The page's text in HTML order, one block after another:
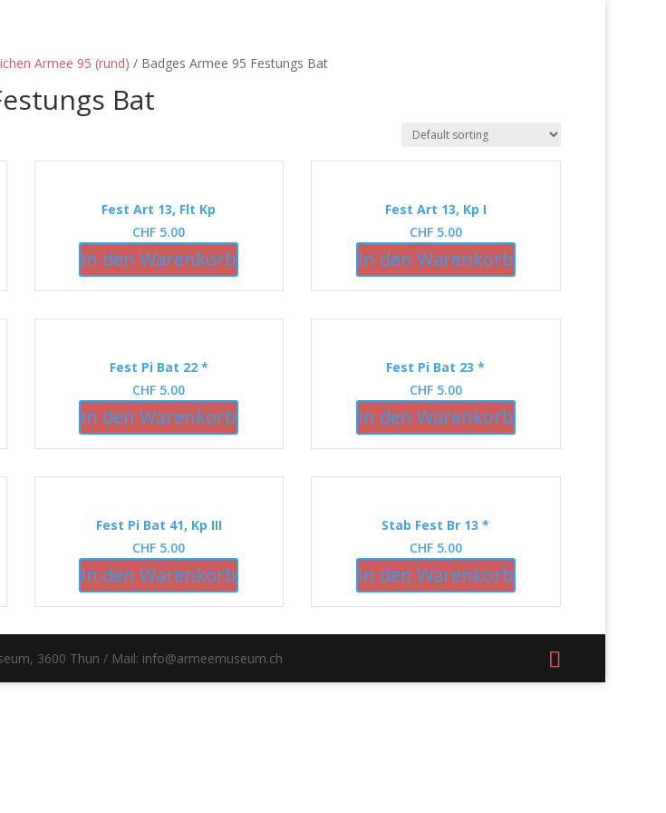
Armee 95 (rund) / Badges Armee 95 Festungs Bat
Bat
Fest Art 13, Flt Kp
CHF 5.00
In den Warenkorb
Fest Art 13, Kp I
CHF5.00
In den Warenkorb
Fest Pi Bat 22 *
CHF 5.00
In den Warenkorb
Fest Pi Bat 23 *
CHF5.00
In den Warenkorb
Fest Pi Bat 41, Kp III
CHF 5.00
In den Warenkorb
Stab Fest Br 13 *
CHF5.00
In den Warenkorb
3600 Thun / Mail: info@armeemuseum.ch